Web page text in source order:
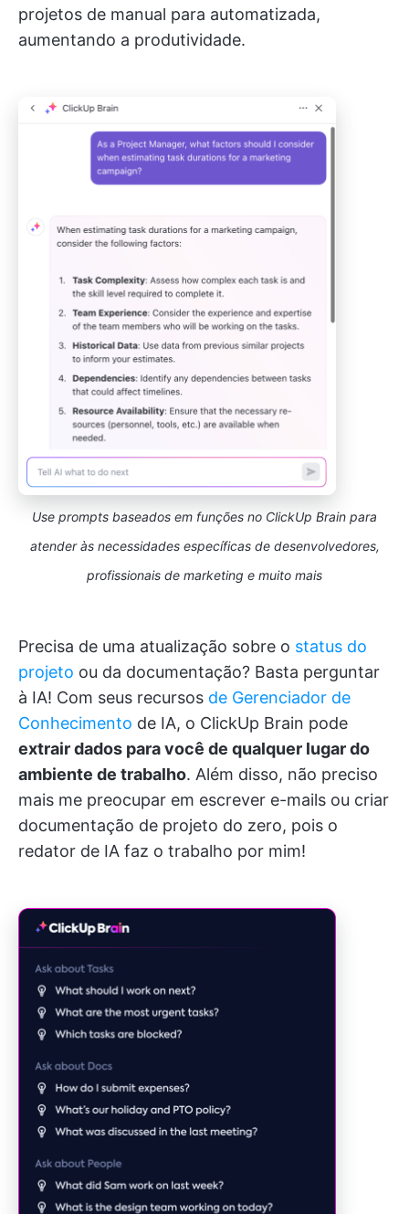
projetos de manual para automatizada,
aumentando a produtividade.
Use prompts baseados em funções no ClickUp Brain para
atender às necessidades específicas de desenvolvedores,
profissionais de marketing e muito mais
Precisa de uma atualização sobre o status do
projeto ou da documentação? Basta perguntar
à IA! Com seus recursos de Gerenciador de
Conhecimento de IA, o ClickUp Brain pode
extrair dados para você de qualquer lugar do
ambiente de trabalho. Além disso, não preciso
mais me preocupar em escrever e-mails ou criar
documentação de projeto do zero, pois o
redator de IA faz o trabalho por mim!